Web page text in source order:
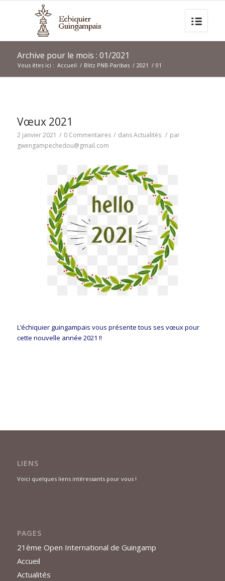
Archive pour le mois : 01/2021
Vous êtes ici : Accueil / Blitz PNB-Paribas / 2021 / 01
Vœux 2021
2 janvier 2021 / 0 Commentaires / dansActualités / par
gwengampechedou@gmail.com
L’échiquier guingampais vous présente tous ses vœux pour
cette nouvelle année 2021 !!
LIENS
Voici quelques liens intéressants pour vous !
PAGES
21ème Open International de Guingamp
Accueil
Actualités